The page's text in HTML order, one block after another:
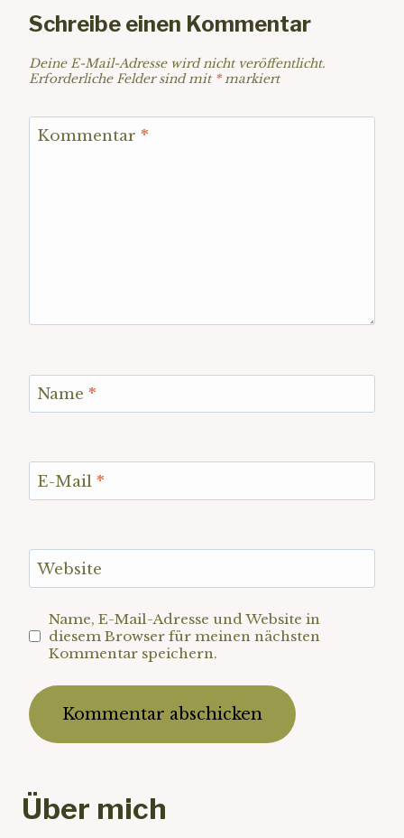
Schreibe einen Kommentar
Deine E-Mail-Adresse wird nicht veröffentlicht.
Erforderliche Felder sind mit *markiert
Kommentar *
Name *
E-Mail *
Website
Name, E-Mail-Adresse und Website in
diesem Browser für meinen nächsten
Kommentar speichern.
Über mich